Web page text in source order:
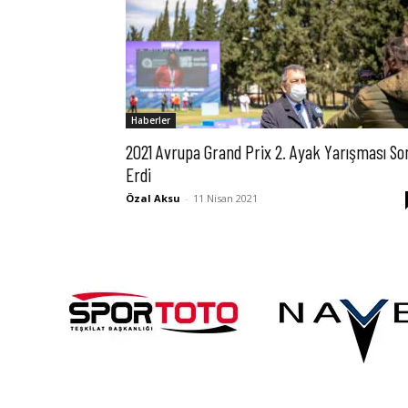
Haberler
2021 Avrupa Grand Prix 2. Ayak Yarışması
Erdi
Özal Aksu - 11 Nisan 2021